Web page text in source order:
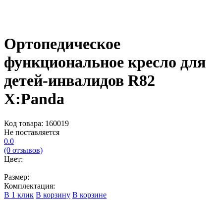
Ортопедическое
функциональное кресло для
детей-инвалидов R82
X:Panda
Код товара: 160019
Не поставляется
0.0
(0 отзывов)
Цвет:
Размер:
Комплектация:
В 1 клик В корзину В корзине